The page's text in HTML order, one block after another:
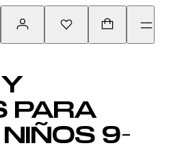
PARA
9-